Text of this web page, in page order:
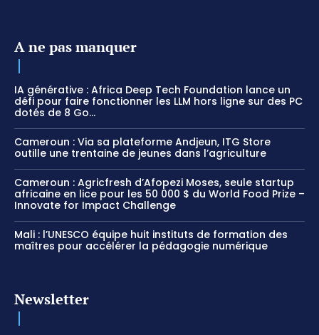
A ne pas manquer
IA générative : Africa Deep Tech Foundation lance un
défi pour faire fonctionner les LLM hors ligne sur des PC
dotés de 8 Go...
Cameroun : Via sa plateforme Andjeun, ITG Store
outille une trentaine de jeunes dans l’agriculture
Cameroun : Agricfresh d’Afopezi Moses, seule startup
africaine en lice pour les 50 000 $ du World Food Prize –
Innovate for Impact Challenge
Mali : l’UNESCO équipe huit instituts de formation des
maîtres pour accélérer la pédagogie numérique
Newsletter